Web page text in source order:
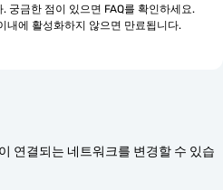
궁금한 점이 있으면 FAQ를 확인하세요.
내에 활성화하지 않으면 만료됩니다.
연결되는 네트워크를 변경할 수 있습